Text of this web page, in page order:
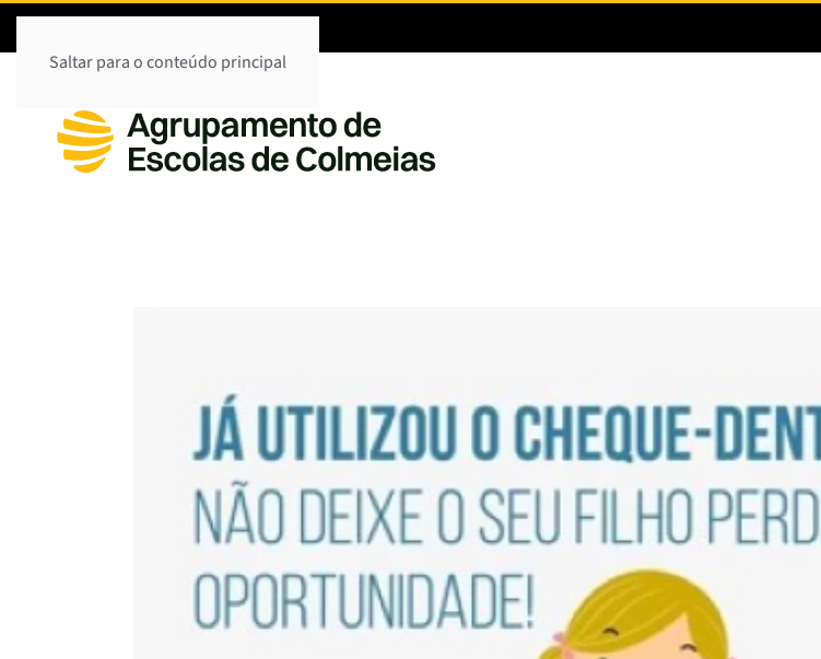
Saltar para o conteúdo principal